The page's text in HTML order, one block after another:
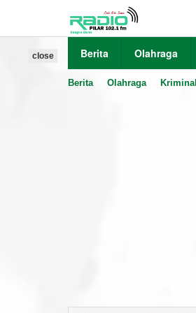
content
Berita Olahraga
Berita Olahraga Kriminal
close